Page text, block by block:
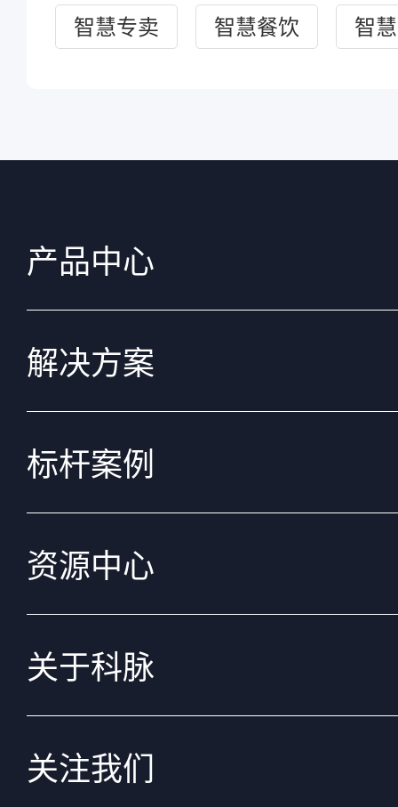
智慧专卖 智慧餐饮 智
产品中心
解决方案
标杆案例
资源中心
关于科脉
关注我们